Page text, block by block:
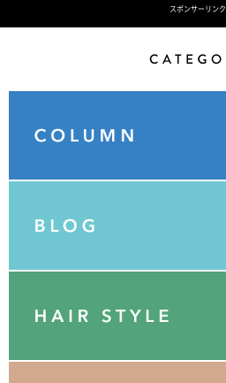
スポンサーリンク